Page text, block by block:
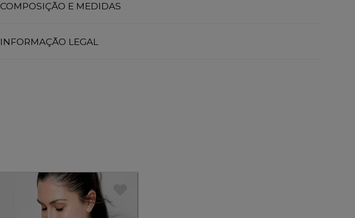
COMPOSIÇÃO E MEDIDAS
INFORMAÇÃO LEGAL